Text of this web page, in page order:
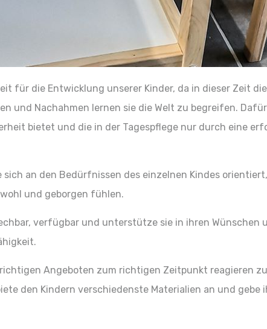
für die Entwicklung unserer Kinder, da in dieser Zeit
und Nachahmen lernen sie die Welt zu begreifen.
bietet und die in der Tagespflege nur durch eine
an den Bedürfnissen des einzelnen Kindes
und geborgen fühlen.
verfügbar und unterstütze sie in ihren Wünschen
Angeboten zum richtigen Zeitpunkt reagieren
den Kindern verschiedenste Materialien an und gebe